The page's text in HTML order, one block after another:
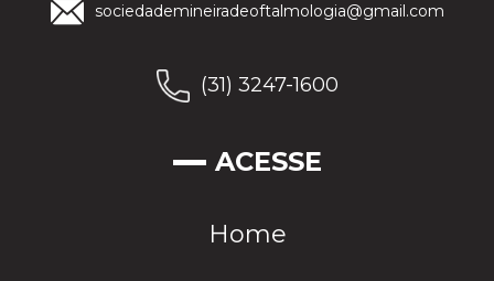
sociedademineiradeoftalmologia@gmail.com
(31) 3247-1600
ACESSE
Home